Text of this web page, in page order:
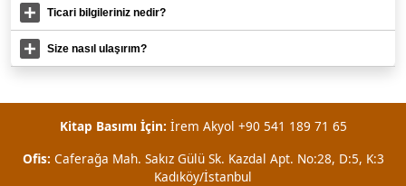
Ticari bilgileriniz nedir?
Size nasıl ulaşırım?
Kitap Basımı İçin: İrem Akyol +90 541 189 71 65
Ofis: Caferağa Mah. Sakız Gülü Sk. Kazdal Apt. No:28, D:5, K:3
Kadıköy/İstanbul